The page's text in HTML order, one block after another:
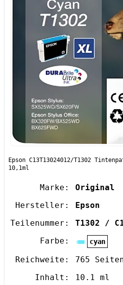
Epson C13T13024012/T1302
10,1ml
Marke:
Original
Hersteller:
Epson
Teilenummer:
T1302 /
Farbe:
cyan
Reichweite:
765
Inhalt:
10.1 ml